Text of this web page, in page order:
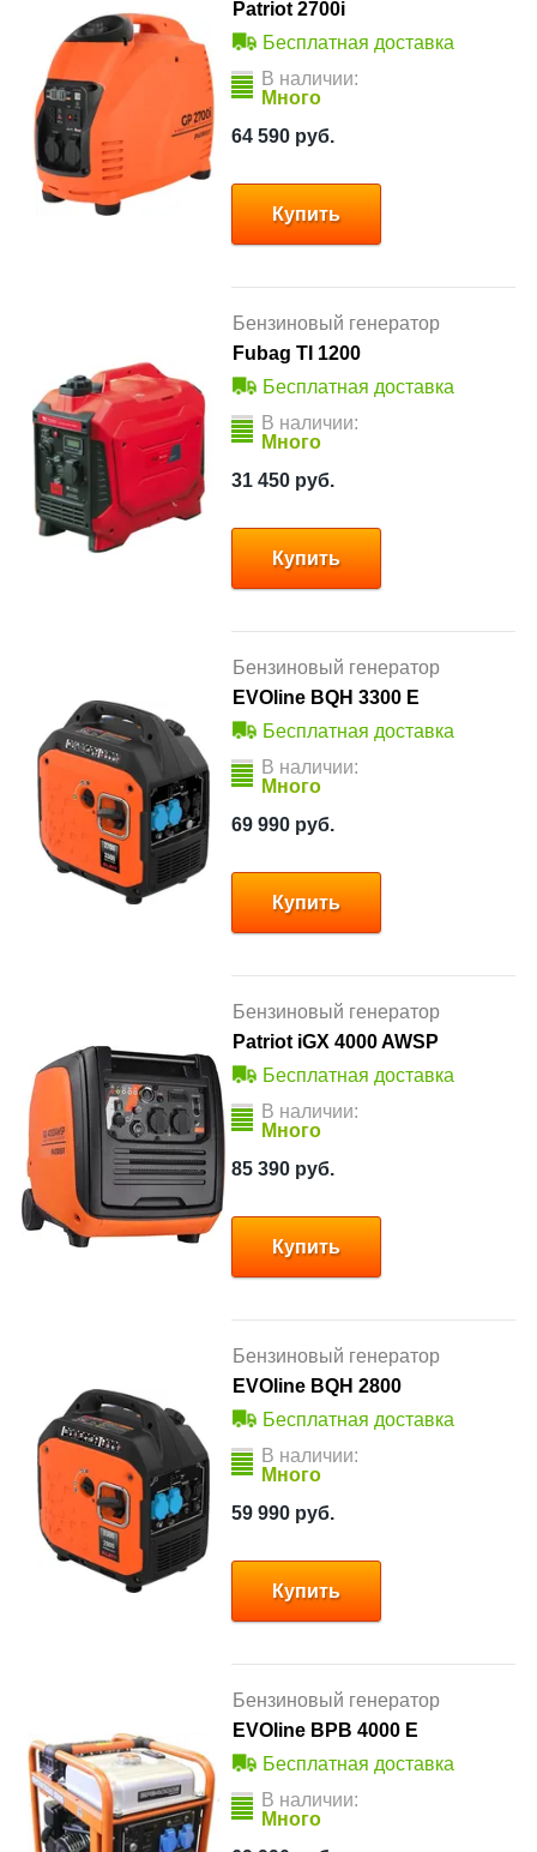
Patriot 2700i
Бесплатная доставка
В наличии:
Много
64 590 руб.
Купить
Бензиновый генератор
Fubag TI 1200
Бесплатная доставка
В наличии:
Много
31 450 руб.
Купить
Бензиновый генератор
EVOline BQH 3300 E
Бесплатная доставка
В наличии:
Много
69 990 руб.
Купить
Бензиновый генератор
Patriot iGX 4000 AWSP
Бесплатная доставка
В наличии:
Много
85 390 руб.
Купить
Бензиновый генератор
EVOline BQH 2800
Бесплатная доставка
В наличии:
Много
59 990 руб.
Купить
Бензиновый генератор
EVOline BPB 4000 E
Бесплатная доставка
В наличии:
Много